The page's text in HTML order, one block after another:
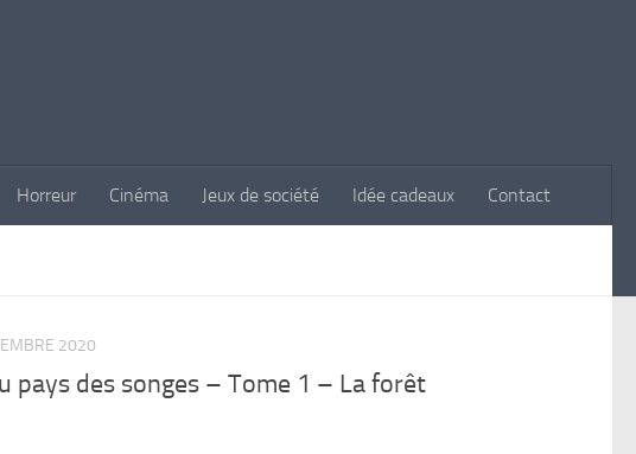
Horreur Cinéma Jeux de société Idée cadeaux Contact
2020
pays des songes – Tome 1 – La forêt